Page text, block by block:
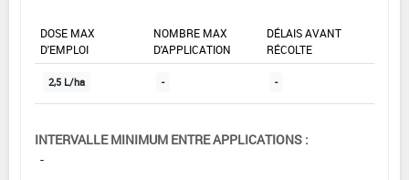
DOSE MAX
D'EMPLOI
NOMBRE MAX
D'APPLICATION
DÉLAIS AVANT
RÉCOLTE
2,5 L/ha - -
INTERVALLE MINIMUM ENTRE APPLICATIONS :
-